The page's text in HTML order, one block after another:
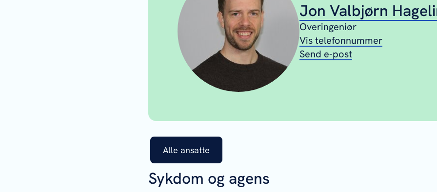
Jon Valbjørn
Overingeniør
Vis telefonnummer
Send e-post
Alle ansatte
Sykdom og agens